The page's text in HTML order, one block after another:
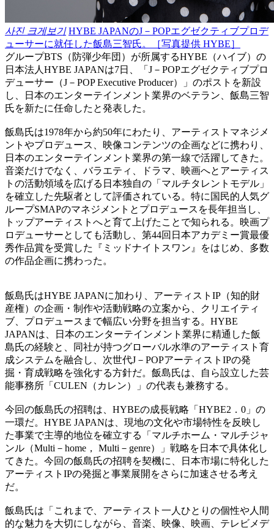
사진 크게보기 HYBE JAPANのJ－POPエグゼクティブプロデ
ューサーに就任した飯島三智氏。［写真提供 HYBE］
グループBTS（防弾少年団）が所属するHYBE（ハイブ）の
日本法人HYBE JAPANは7日、「J－POPエグゼクティブプロ
デューサー（J－POP Executive Producer）」のポストを新設
し、日本のエンターテインメント業界のベテラン、飯島三智
氏を新たに任命したと発表した。
飯島氏は1978年から約50年にわたり、アーティストマネジメ
ントやプロデュース、映像コンテンツの企画などに携わり、
日本のエンターテインメント業界の第一線で活躍してきた。
音楽だけでなく、バラエティ、ドラマ、映画へとアーティス
トの活動領域を広げる日本独自の「マルチタレントモデル」
を確立した先駆者として評価されている。特に国民的人気グ
ループSMAPのマネジメントとプロデュースを長年担当し、
トップアーティストへと育て上げたことで知られる。映画プ
ロデューサーとしても活動し、第44回日本アカデミー賞最優
秀作品賞を受賞した『ミッドナイトスワン』をはじめ、多数
の作品企画に携わった。
飯島氏はHYBE JAPANに加わり、アーティストIP（知的財
産権）の企画・制作や活動戦略の立案から、クリエイティ
ブ、プロデュースまで幅広い分野を担当する。HYBE
JAPANは、日本のエンターテインメント業界に精通した飯
島氏の経験と、同社が持つグローバル水準のアーティスト育
成システムを融合し、次世代J－POPアーティストIPの発
掘・育成戦略を強化する方針だ。飯島氏は、自ら設立した芸
能事務所「CULEN（カレン）」の代表も兼務する。
今回の飯島氏の招聘は、HYBEの成長戦略「HYBE2．0」の
一環だ。HYBE JAPANは、現地の文化や市場特性を反映し
た事業で主導的地位を確立する「マルチホーム・マルチジャ
ンル（Multi－home， Multi－genre）」戦略を日本で具体化し
てきた。今回の飯島氏の招聘を契機に、日本市場に特化した
アーティストIPの発掘と事業展開をさらに加速させる考え
だ。
飯島氏は「これまで、アーティスト一人ひとりの個性や人間
的な魅力を大切にしながら、音楽、映像、映画、テレビメデ